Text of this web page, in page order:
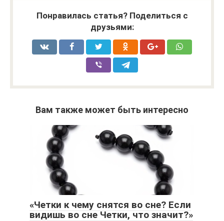
Понравилась статья? Поделиться с
друзьями:
Вам также может быть интересно
«Четки к чему снятся во сне? Если
видишь во сне Четки, что значит?»